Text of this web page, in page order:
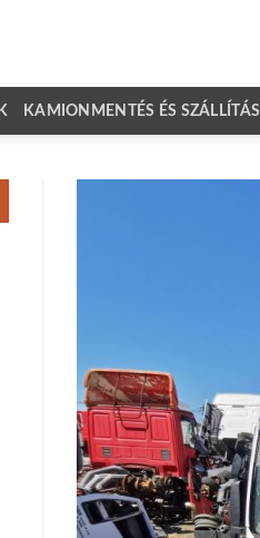
KAMIONMENTÉS ÉS SZÁLLÍTÁS